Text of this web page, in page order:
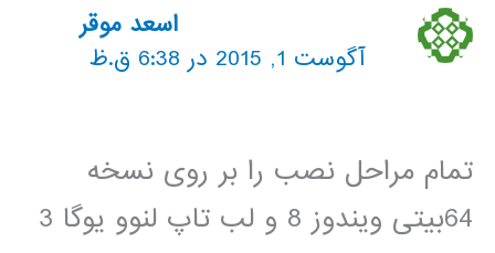
اسعد موقر
آگوست 1, 2015 در 6:38 ق.ظ
تمام مراحل نصب را بر روی نسخه
64بیتی ویندوز 8 و لب تاپ لنوو یوگا 3